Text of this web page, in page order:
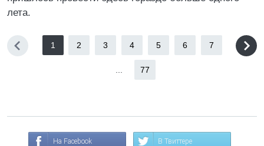
лета.
1 2 3 4 5 6 7
77
На Facebook В Твиттере